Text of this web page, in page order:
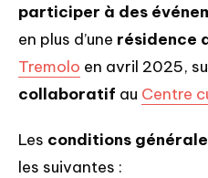
participer à des
en plus d’une résidence
Tremolo en avril 2025,
collaboratif au Centre
Les conditions
les suivantes :